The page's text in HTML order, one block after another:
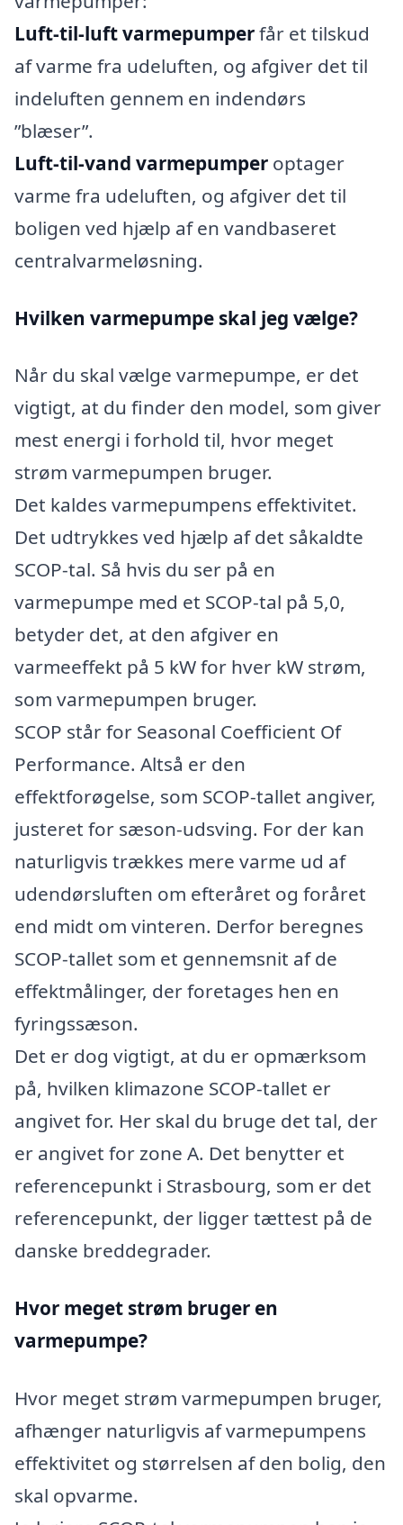
Luft-til-luft varmepumperfår et tilskud
af varme fra udeluften, og afgiver det til
indeluften gennem en indendørs
”blæser”.
Luft-til-vand varmepumper optager
varme fra udeluften, og afgiver det til
boligen ved hjælp af en vandbaseret
centralvarmeløsning.
Hvilken varmepumpe skal jeg vælge?
Når du skal vælge varmepumpe, er det
vigtigt, at du finder den model, som giver
mest energi i forhold til, hvor meget
strøm varmepumpen bruger.
Det kaldes varmepumpens effektivitet.
Det udtrykkes ved hjælp af det såkaldte
SCOP-tal. Så hvis du ser på en
varmepumpe med et SCOP-tal på 5,0,
betyder det, at den afgiver en
varmeeffekt på 5 kW for hver kW strøm,
som varmepumpen bruger.
SCOP står for Seasonal Coefficient Of
Performance. Altså er den
effektforøgelse, som SCOP-tallet angiver,
justeret for sæson-udsving. For der kan
naturligvis trækkes mere varme ud af
udendørsluften om efteråret og foråret
end midt om vinteren. Derfor beregnes
SCOP-tallet som et gennemsnit af de
effektmålinger, der foretages hen en
fyringssæson.
Det er dog vigtigt, at du er opmærksom
på, hvilken klimazone SCOP-tallet er
angivet for. Her skal du bruge det tal, der
er angivet for zone A. Det benytter et
referencepunkt i Strasbourg, som er det
referencepunkt, der ligger tættest på de
danske breddegrader.
Hvor meget strøm bruger en
varmepumpe?
Hvor meget strøm varmepumpen bruger,
afhænger naturligvis af varmepumpens
effektivitet og størrelsen af den bolig, den
skal opvarme.